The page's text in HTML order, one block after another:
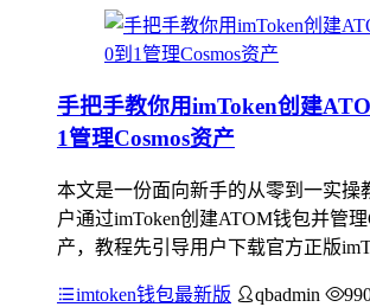
手把手教你用imToken创建
1管理Cosmos资产
本文是一份面向新手的从零到一实操
户通过imToken创建ATOM钱包并管理
产，教程先引导用户下载官方正版
imtoken钱包最新版 qbadmin